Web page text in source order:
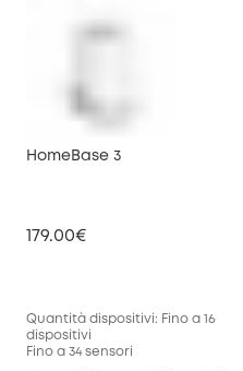
HomeBase 3
179.00€
Quantità dispositivi: Fino a 16
dispositivi
Fino a 34 sensori